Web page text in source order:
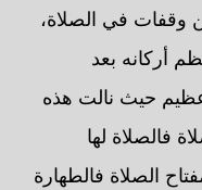
وقفات في الصلاة،
أركانه بعد
عظيم حيث نالت هذه
فالصلاة لها
الصلاة فالطهارة